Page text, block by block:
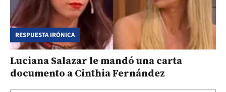
RESPUESTA IRÓNICA
Luciana Salazar le mandó una carta
documento a Cinthia Fernández